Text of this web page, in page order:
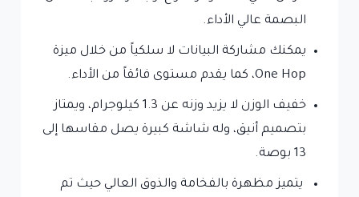
البصمة عالي الأداء.
يمكنك مشاركة البيانات لا سلكياً من خلال ميزة
One Hop، كما يقدم مستوى فائقاً من الأداء.
خفيف الوزن لا يزيد وزنه عن 1.3 كيلوجرام، ويمتاز
بتصميم أنيق، وله شاشة كبيرة يصل مقاسها إلى
13 بوصة.
يتميز مظهرة بالفخامة والذوق العالي حيث تم